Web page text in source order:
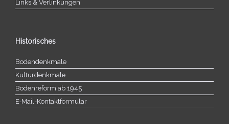
Links & Verlinkungen
Historisches
Bodendenkmale
Kulturdenkmale
Bodenreform ab 1945
E‑Mail-​​Kontaktformular